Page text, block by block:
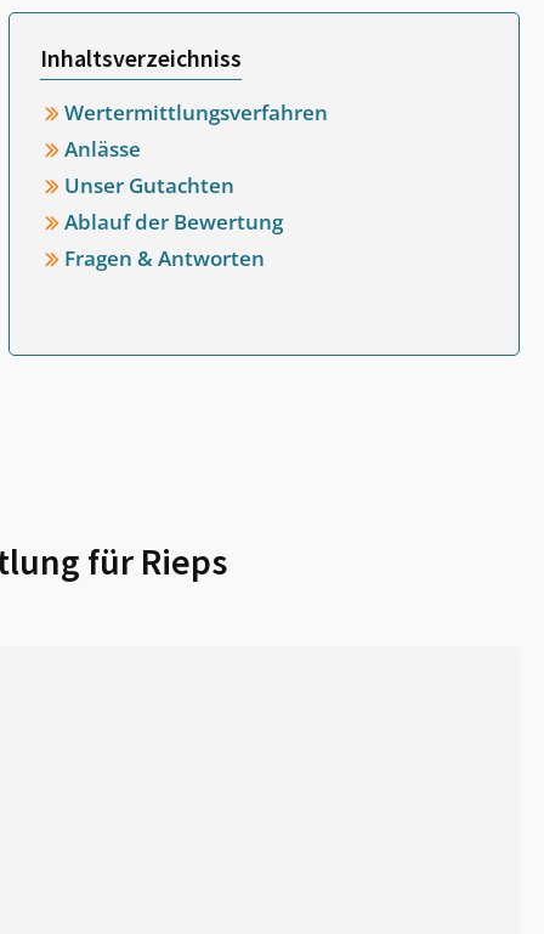
Inhaltsverzeichniss
Wertermittlungsverfahren
Anlässe
Unser Gutachten
Ablauf der Bewertung
Fragen & Antworten
für Rieps